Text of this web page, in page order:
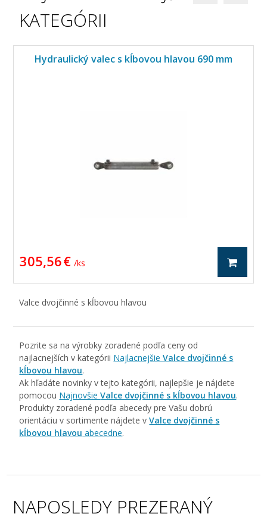
KATEGÓRII
Hydraulický valec s kĺbovou hlavou 690 mm
305,56 € / ks
Valce dvojčinné s kĺbovou hlavou
Pozrite sa na výrobky zoradené podľa ceny od
najlacnejších v kategórii NajlacnejšieValce dvojčinné s
kĺbovou hlavou.
Ak hľadáte novinky v tejto kategórii, najlepšie je nájdete
pomocou NajnovšieValce dvojčinné s kĺbovou hlavou.
Produkty zoradené podľa abecedy pre Vašu dobrú
orientáciu v sortimente nájdete vValce dvojčinné s
kĺbovou hlavou abecedne.
NAPOSLEDY PREZERANÝ